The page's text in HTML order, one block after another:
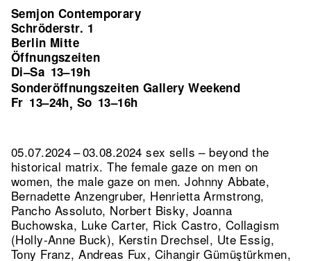
Semjon Contemporary
Schröderstr. 1
Berlin Mitte
Öffnungszeiten
Di–Sa 13–19h
Sonderöffnungszeiten Gallery Weekend
Fr 13–24h, So 13–16h
05.07.2024 – 03.08.2024 sex sells – beyond the
historical matrix. The female gaze on men on
women, the male gaze on men. Johnny Abbate,
Bernadette Anzengruber, Henrietta Armstrong,
Pancho Assoluto, Norbert Bisky, Joanna
Buchowska, Luke Carter, Rick Castro, Collagism
(Holly-Anne Buck), Kerstin Drechsel, Ute Essig,
Tony Franz, Andreas Fux, Cihangir Gümüştürkmen,